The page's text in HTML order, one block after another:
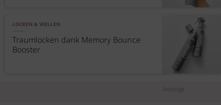
LOCKEN & WELLEN
Traumlocken dank Memory Bounce
Booster
Anzeige